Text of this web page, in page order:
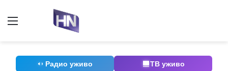
Радио уживо ТВ уживо